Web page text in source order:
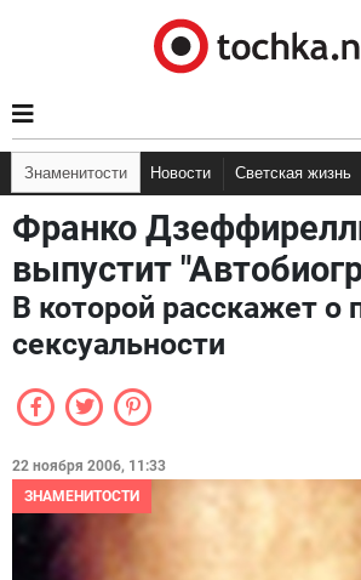
Знаменитости Новости Светская жизнь
Франко
выпустит
В которой расскажет о
сексуальности
22 ноября 2006, 11:33
ЗНАМЕНИТОСТИ